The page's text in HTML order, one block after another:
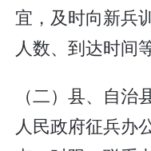
宜，及时向新兵
人数、到达时间
（二）县、自
人民政府征兵办